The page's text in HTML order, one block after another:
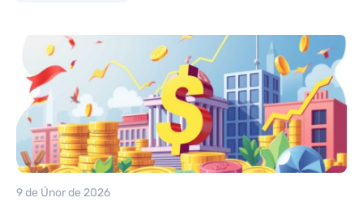
9 de Únor de 2026